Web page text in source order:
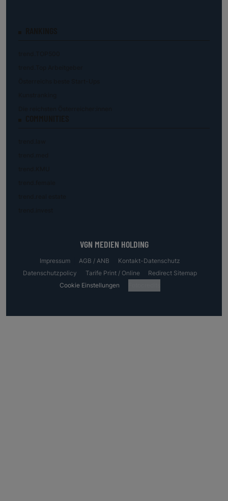
VGN MEDIEN HOLDING
Impressum AGB / ANB
Kontakt-Datenschutz
Datenschutzpolicy
Tarife Print / Online
Redirect Sitemap
Cookie Einstellungen